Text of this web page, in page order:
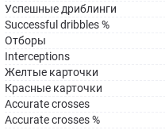
Успешные дриблинги
Successful dribbles %
Отборы
Interceptions
Желтые карточки
Красные карточки
Accurate crosses
Accurate crosses %